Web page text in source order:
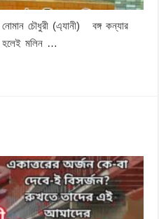
চৌধুরী (এ্যানী) বঙ্গ কন্যার
হলেই মলিন …